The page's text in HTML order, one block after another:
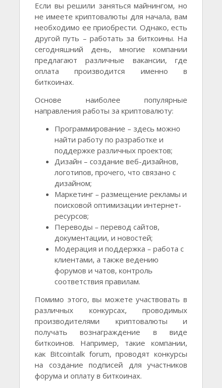
Если вы решили заняться майнингом, но
не имеете криптовалюты для начала, вам
необходимо ее приобрести. Однако, есть
другой путь – работать за биткоины. На
сегодняшний день, многие компании
предлагают различные вакансии, где
оплата производится именно в
биткоинах.
Основе наиболее популярные
направления работы за криптовалюту:
Программирование – здесь можно
найти работу по разработке и
поддержке различных проектов;
Дизайн – создание веб-дизайнов,
логотипов, прочего, что связано с
дизайном;
Маркетинг – размещение рекламы и
поисковой оптимизации интернет-
ресурсов;
Переводы – перевод сайтов,
документации, и новостей;
Модерация и поддержка – работа с
клиентами, а также ведению
форумов и чатов, контроль
соответствия правилам.
Помимо этого, вы можете участвовать в
различных конкурсах, проводимых
производителями криптовалюты и
получать вознаграждение в виде
биткоинов. Например, такие компании,
как Bitcointalk forum, проводят конкурсы
на создание подписей для участников
форума и оплату в биткоинах.